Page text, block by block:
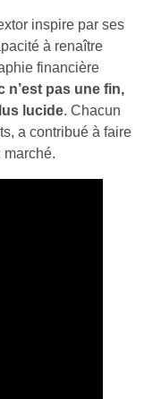
inspire par ses
à renaître
financière
n’est pas une fin,
lucide. Chacun
a contribué à faire
marché.